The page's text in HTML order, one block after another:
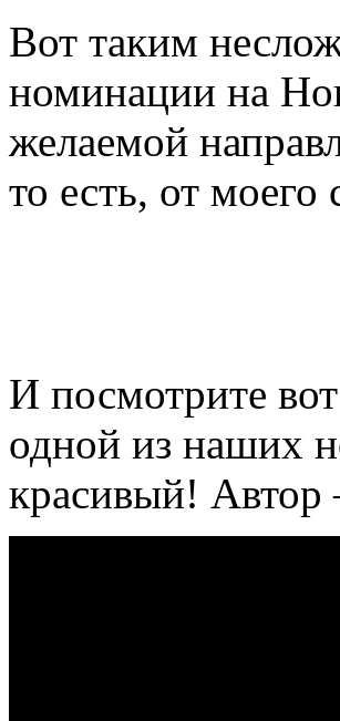
Вот таким
номинации на
желаемой
то есть, от моего
И посмотрите
одной из наших
красивый! Автор